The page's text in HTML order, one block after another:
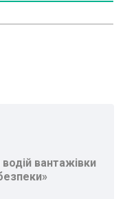
вантажівки